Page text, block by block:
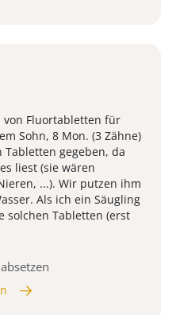
von Fluortabletten für
Sohn, 8 Mon. (3 Zähne)
gegeben, da
liest (sie wären
...). Wir putzen ihm
Als ich ein Säugling
solchen Tabletten (erst